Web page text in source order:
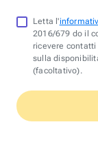
Letta l'
2016/679 do il
ricevere
sulla
(facoltativo).